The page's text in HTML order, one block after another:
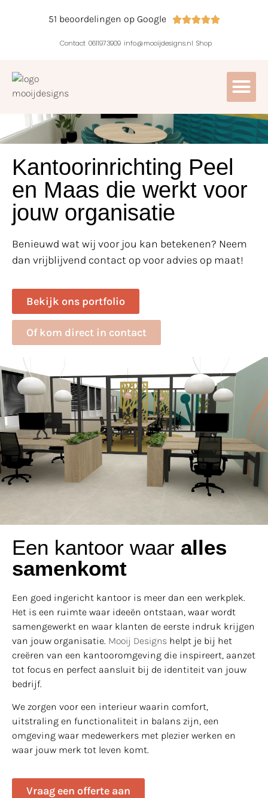
51 beoordelingen op Google 
Contact 0611973909 info@mooijdesigns.nl Shop
Kantoorinrichting Peel
en Maas die werkt voor
jouw organisatie
Benieuwd wat wij voor jou kan betekenen? Neem
dan vrijblijvend contact op voor advies op maat!
Bekijk ons portfolio
Of kom direct in contact
Een kantoor waar alles
samenkomt
Een goed ingericht kantoor is meer dan een werkplek.
Het is een ruimte waar ideeën ontstaan, waar wordt
samengewerkt en waar klanten de eerste indruk krijgen
van jouw organisatie. Mooij Designs helpt je bij het
creëren van een kantooromgeving die inspireert, aanzet
tot focus en perfect aansluit bij de identiteit van jouw
bedrijf.
We zorgen voor een interieur waarin comfort,
uitstraling en functionaliteit in balans zijn, een
omgeving waar medewerkers met plezier werken en
waar jouw merk tot leven komt.
Vraag een offerte aan